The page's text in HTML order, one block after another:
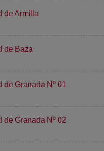
de Armilla
de Baza
de Granada Nº 01
de Granada Nº 02